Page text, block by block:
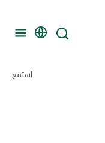
استمع